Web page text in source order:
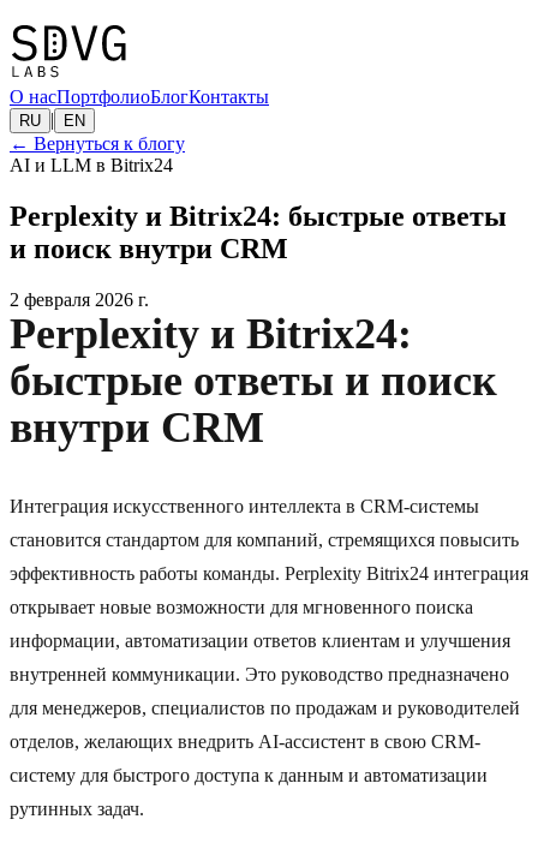
О насПортфолиоБлогКонтакты
RU | EN
← Вернуться к блогу
AI и LLM в Bitrix24
Perplexity и Bitrix24: быстрые ответы
и поиск внутри CRM
2 февраля 2026 г.
Perplexity и Bitrix24:
быстрые ответы и поиск
внутри CRM
Интеграция искусственного интеллекта в CRM-системы
становится стандартом для компаний, стремящихся повысить
эффективность работы команды. Perplexity Bitrix24 интеграция
открывает новые возможности для мгновенного поиска
информации, автоматизации ответов клиентам и улучшения
внутренней коммуникации. Это руководство предназначено
для менеджеров, специалистов по продажам и руководителей
отделов, желающих внедрить AI-ассистент в свою CRM-
систему для быстрого доступа к данным и автоматизации
рутинных задач.